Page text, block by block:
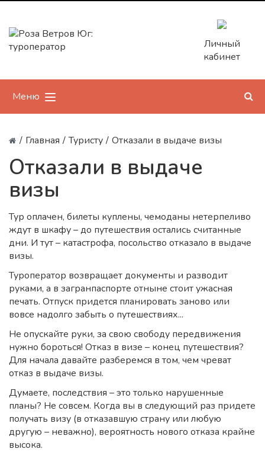
Личный
кабинет
Меню
/ Главная / Туристу / Отказали в выдаче визы
Отказали в выдаче
визы
Тур оплачен, билеты куплены, чемоданы нетерпеливо
ждут в шкафу – до путешествия остались считанные
дни. И тут – катастрофа, посольство отказало в выдаче
визы.
Туроператор возвращает документы и разводит
руками, а в загранпаспорте отныне стоит ужасная
печать. Отпуск придется планировать заново или
вовсе надолго забыть о путешествиях...
Не опускайте руки, за свою свободу передвижения
нужно бороться! Отказ в визе – конец путешествия?
Для начала давайте разберемся в том, чем чреват
отказ в выдаче визы.
Думаете, последствия – это только нарушенные
планы? Не совсем. Когда вы в следующий раз придете
получать визу (в отказавшую страну или любую
другую – неважно), вероятность нового отказа крайне
высока.